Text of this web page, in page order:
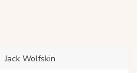
Jack Wolfskin